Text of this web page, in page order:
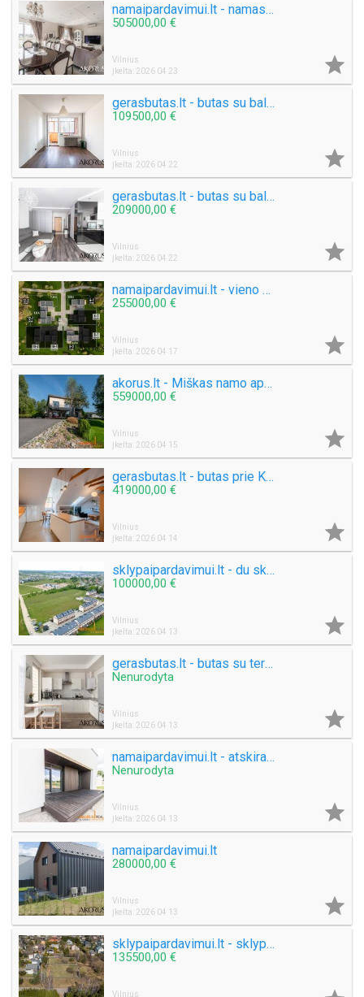
namaipardavimui.lt - namas su išskirtiniu sklypu
505000,00 €
Vilnius
Įkelta: 2026 04 23

gerasbutas.lt - butas su balkonu
109500,00 €
Vilnius
Įkelta: 2026 04 22

gerasbutas.lt - butas su balkonu ir sandėliuku
209000,00 €
Vilnius
Įkelta: 2026 04 22

namaipardavimui.lt - vieno aukšto namai Asiūklėje
255000,00 €
Vilnius
Įkelta: 2026 04 17

akorus.lt - Miškas namo apsuptyje
559000,00 €
Vilnius
Įkelta: 2026 04 15

gerasbutas.lt - butas prie Katedros
419000,00 €
Vilnius
Įkelta: 2026 04 14

sklypaipardavimui.lt - du sklypai Kalnėnuose
100000,00 €
Vilnius
Įkelta: 2026 04 13

gerasbutas.lt - butas su terasa ir sklypo dalimi
Nenurodyta
Vilnius
Įkelta: 2026 04 13

namaipardavimui.lt - atskiras namas
Nenurodyta
Vilnius
Įkelta: 2026 04 13

namaipardavimui.lt
280000,00 €
Vilnius
Įkelta: 2026 04 13

sklypaipardavimui.lt - sklypas su miesto komunikacijomis
135500,00 €
Vilnius